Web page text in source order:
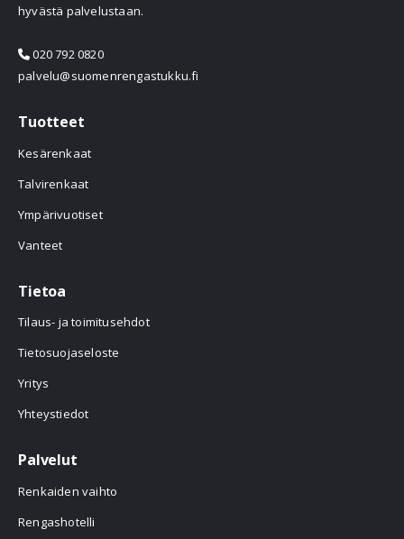
hyvästä palvelustaan.
020 792 0820
palvelu@suomenrengastukku.fi
Tuotteet
Kesärenkaat
Talvirenkaat
Ympärivuotiset
Vanteet
Tietoa
Tilaus- ja toimitusehdot
Tietosuojaseloste
Yritys
Yhteystiedot
Palvelut
Renkaiden vaihto
Rengashotelli